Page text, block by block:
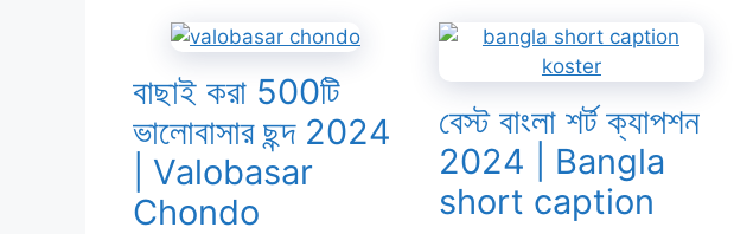
বাছাই করা 500টি
ভালোবাসার ছন্দ 2024
| Valobasar
Chondo
বেস্ট বাংলা শর্ট ক্যাপশন
2024 | Bangla
short caption